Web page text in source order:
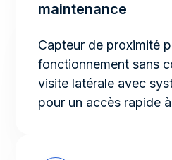
maintenance
Capteur de proximité
fonctionnement sans
visite latérale avec
pour un accès rapide